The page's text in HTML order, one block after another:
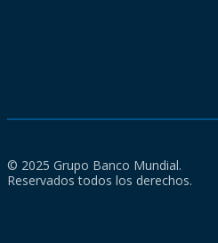
© 2025 Grupo Banco Mundial.
Reservados todos los derechos.